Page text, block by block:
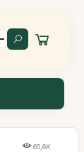
65,6K